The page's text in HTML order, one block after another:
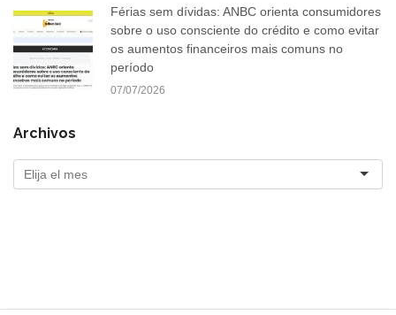
Férias sem dívidas: ANBC orienta consumidores
sobre o uso consciente do crédito e como evitar
os aumentos financeiros mais comuns no
período
07/07/2026
Archivos